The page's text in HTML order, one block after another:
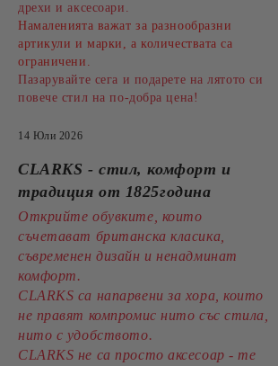
дрехи и аксесоари.
Намаленията важат за разнообразни
артикули и марки, а количествата са
ограничени.
Пазарувайте сега и подарете на лятото си
повече стил на по-добра цена!
14 Юли 2026
CLARKS - стил, комфорт и
традиция от 1825година
Открийте обувките, които
съчетават британска класика,
съвременен дизайн и ненадминат
комфорт.
CLARKS са напарвени за хора, които
не правят компромис нито със стила,
нито с удобството.
CLARKS не са просто аксесоар - те